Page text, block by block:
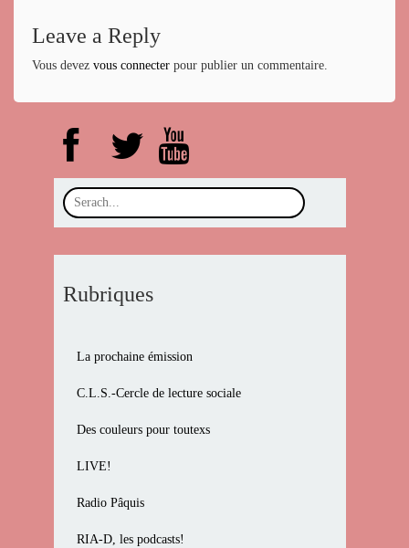
Leave a Reply
Vous devez vous connecter pour publier un commentaire.
Rubriques
La prochaine émission
C.L.S.-Cercle de lecture sociale
Des couleurs pour toutexs
LIVE!
Radio Pâquis
RIA-D, les podcasts!